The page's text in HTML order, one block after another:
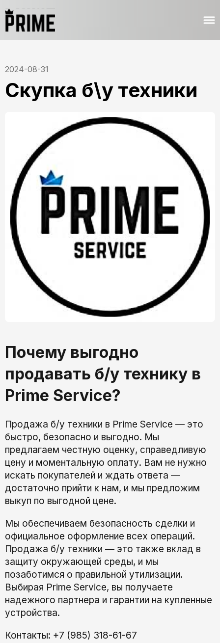
2024-08-31
Скупка б\у техники
Почему выгодно
продавать б/у технику в
Prime Service?
Продажа б/у техники в Prime Service — это
быстро, безопасно и выгодно. Мы
предлагаем честную оценку, справедливую
цену и моментальную оплату. Вам не нужно
искать покупателей и ждать ответа —
достаточно прийти к нам, и мы предложим
выкуп по выгодной цене.
Мы обеспечиваем безопасность сделки и
официальное оформление всех операций.
Продажа б/у техники — это также вклад в
защиту окружающей среды, и мы
позаботимся о правильной утилизации.
Выбирая Prime Service, вы получаете
надежного партнера и гарантии на купленные
устройства.
Контакты: +7 (985) 318-61-67